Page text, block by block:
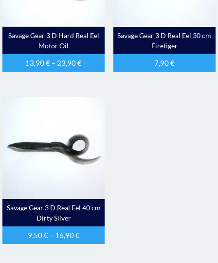
Savage Gear 3 D Hard Real Eel
Motor Oil
13,90€ – 23,90€
Savage Gear 3 D Real Eel 30 cm
Firetiger
7,90€
Savage Gear 3 D Real Eel 40 cm
Dirty Silver
9,50€– 16,90€